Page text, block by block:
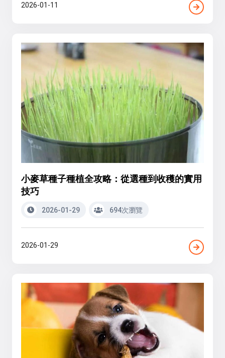
2026-01-11
小麥草種子種植全攻略：從選種到收穫的實用
技巧
2026-01-29 694次瀏覽
2026-01-29